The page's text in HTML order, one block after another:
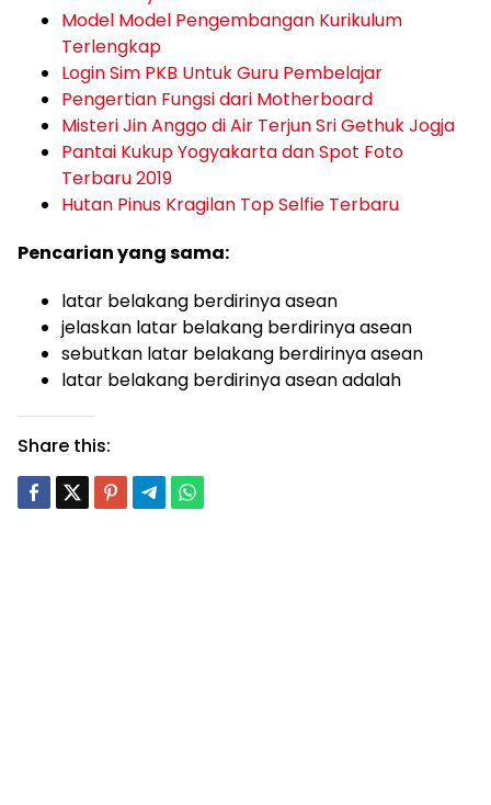
Model Model Pengembangan Kurikulum
Terlengkap
Login Sim PKB Untuk Guru Pembelajar
Pengertian Fungsi dari Motherboard
Misteri Jin Anggo di Air Terjun Sri Gethuk Jogja
Pantai Kukup Yogyakarta dan Spot Foto
Terbaru 2019
Hutan Pinus Kragilan Top Selfie Terbaru
Pencarian yang sama:
latar belakang berdirinya asean
jelaskan latar belakang berdirinya asean
sebutkan latar belakang berdirinya asean
latar belakang berdirinya asean adalah
Share this: